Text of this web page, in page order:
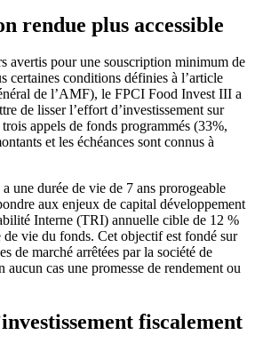
rendue plus accessible
avertis pour une souscription minimum de
certaines conditions définies à l’article
de l’AMF), le FPCI Food Invest III a
de lisser l’effort d’investissement sur
appels de fonds programmés (33%,
et les échéances sont connus à
une durée de vie de 7 ans prorogeable
aux enjeux de capital développement
Interne (TRI) annuelle cible de 12 %
vie du fonds. Cet objectif est fondé sur
de marché arrêtées par la société de
aucun cas une promesse de rendement ou
fiscalement